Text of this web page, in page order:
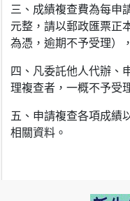
三、成績複查費為每申
元整，請以郵政匯票正
為憑，逾期不予受理）
四、凡委託他人代辦、
理複查者，一概不予受
五、申請複查各項成績
相關資料。